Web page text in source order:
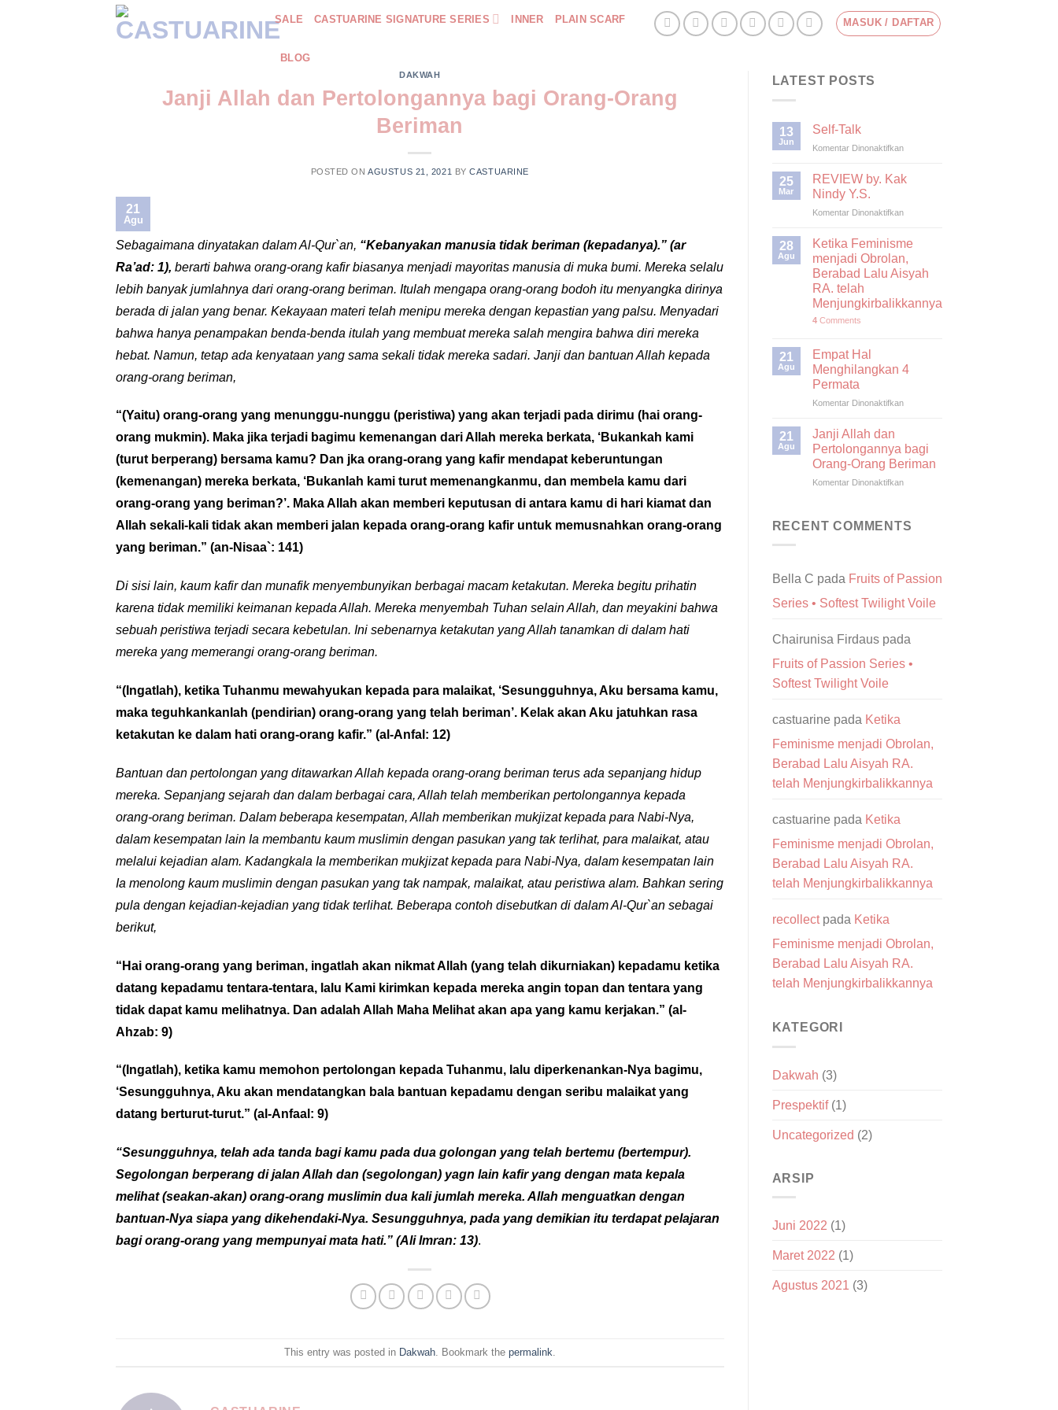
SALE CASTUARINE SIGNATURE SERIES INNER PLAIN SCARF
BLOG
MASUK / DAFTAR
DAKWAH
Janji Allah dan Pertolongannya bagi Orang-Orang
Beriman
POSTED ONAGUSTUS 21, 2021 BYCASTUARINE
21
Agu
Sebagaimana dinyatakan dalam Al-Qur`an, “Kebanyakan manusia tidak beriman (kepadanya).” (ar
Ra’ad: 1), berarti bahwa orang-orang kafir biasanya menjadi mayoritas manusia di muka bumi. Mereka selalu
lebih banyak jumlahnya dari orang-orang beriman. Itulah mengapa orang-orang bodoh itu menyangka dirinya
berada di jalan yang benar. Kekayaan materi telah menipu mereka dengan kepastian yang palsu. Menyadari
bahwa hanya penampakan benda-benda itulah yang membuat mereka salah mengira bahwa diri mereka
hebat. Namun, tetap ada kenyataan yang sama sekali tidak mereka sadari. Janji dan bantuan Allah kepada
orang-orang beriman,
“(Yaitu) orang-orang yang menunggu-nunggu (peristiwa) yang akan terjadi pada dirimu (hai orang-
orang mukmin). Maka jika terjadi bagimu kemenangan dari Allah mereka berkata, ‘Bukankah kami
(turut berperang) bersama kamu? Dan jka orang-orang yang kafir mendapat keberuntungan
(kemenangan) mereka berkata, ‘Bukanlah kami turut memenangkanmu, dan membela kamu dari
orang-orang yang beriman?’. Maka Allah akan memberi keputusan di antara kamu di hari kiamat dan
Allah sekali-kali tidak akan memberi jalan kepada orang-orang kafir untuk memusnahkan orang-orang
yang beriman.” (an-Nisaa`: 141)
Di sisi lain, kaum kafir dan munafik menyembunyikan berbagai macam ketakutan. Mereka begitu prihatin
karena tidak memiliki keimanan kepada Allah. Mereka menyembah Tuhan selain Allah, dan meyakini bahwa
sebuah peristiwa terjadi secara kebetulan. Ini sebenarnya ketakutan yang Allah tanamkan di dalam hati
mereka yang memerangi orang-orang beriman.
“(Ingatlah), ketika Tuhanmu mewahyukan kepada para malaikat, ‘Sesungguhnya, Aku bersama kamu,
maka teguhkankanlah (pendirian) orang-orang yang telah beriman’. Kelak akan Aku jatuhkan rasa
ketakutan ke dalam hati orang-orang kafir.” (al-Anfal: 12)
Bantuan dan pertolongan yang ditawarkan Allah kepada orang-orang beriman terus ada sepanjang hidup
mereka. Sepanjang sejarah dan dalam berbagai cara, Allah telah memberikan pertolongannya kepada
orang-orang beriman. Dalam beberapa kesempatan, Allah memberikan mukjizat kepada para Nabi-Nya,
dalam kesempatan lain Ia membantu kaum muslimin dengan pasukan yang tak terlihat, para malaikat, atau
melalui kejadian alam. Kadangkala Ia memberikan mukjizat kepada para Nabi-Nya, dalam kesempatan lain
Ia menolong kaum muslimin dengan pasukan yang tak nampak, malaikat, atau peristiwa alam. Bahkan sering
pula dengan kejadian-kejadian yang tidak terlihat. Beberapa contoh disebutkan di dalam Al-Qur`an sebagai
berikut,
“Hai orang-orang yang beriman, ingatlah akan nikmat Allah (yang telah dikurniakan) kepadamu ketika
datang kepadamu tentara-tentara, lalu Kami kirimkan kepada mereka angin topan dan tentara yang
tidak dapat kamu melihatnya. Dan adalah Allah Maha Melihat akan apa yang kamu kerjakan.” (al-
Ahzab: 9)
“(Ingatlah), ketika kamu memohon pertolongan kepada Tuhanmu, lalu diperkenankan-Nya bagimu,
‘Sesungguhnya, Aku akan mendatangkan bala bantuan kepadamu dengan seribu malaikat yang
datang berturut-turut.” (al-Anfaal: 9)
“Sesungguhnya, telah ada tanda bagi kamu pada dua golongan yang telah bertemu (bertempur).
Segolongan berperang di jalan Allah dan (segolongan) yagn lain kafir yang dengan mata kepala
melihat (seakan-akan) orang-orang muslimin dua kali jumlah mereka. Allah menguatkan dengan
bantuan-Nya siapa yang dikehendaki-Nya. Sesungguhnya, pada yang demikian itu terdapat pelajaran
bagi orang-orang yang mempunyai mata hati.” (Ali Imran: 13).
This entry was posted in Dakwah. Bookmark the permalink
LATEST POSTS
13
Jun
Self-Talk
Komentar Dinonaktifkanpada
Talk
25
Mar
REVIEW by. Kak
Nindy Y.S.
Komentar Dinonaktifkanpada
Nindy
Y.S.
28
Agu
Ketika Feminisme
menjadi Obrolan,
Berabad Lalu Aisyah
RA. telah
Menjungkirbalikkannya
4Comments
21
Agu
Empat Hal
Menghilangkan 4
Permata
Komentar Dinonaktifkanpada
Menghilangkan
4
Permata
21
Agu
Janji Allah dan
Pertolongannya bagi
Orang-Orang Beriman
Komentar Dinonaktifkanpada
dan
Orang
RECENT COMMENTS
Bella C pada Fruits of Passion
Series • Softest Twilight Voile
Chairunisa Firdauspada
Fruits of Passion Series •
Softest Twilight Voile
castuarine pada Ketika
Feminisme menjadi Obrolan,
Berabad Lalu Aisyah RA.
telah Menjungkirbalikkannya
castuarine pada Ketika
Feminisme menjadi Obrolan,
Berabad Lalu Aisyah RA.
telah Menjungkirbalikkannya
recollectpada Ketika
Feminisme menjadi Obrolan,
Berabad Lalu Aisyah RA.
telah Menjungkirbalikkannya
KATEGORI
Dakwah (3)
Prespektif(1)
Uncategorized (2)
ARSIP
Juni 2022 (1)
Maret 2022 (1)
Agustus 2021 (3)